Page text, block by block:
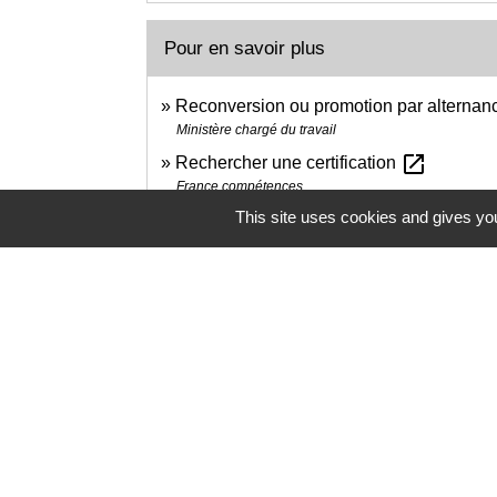
Pour en savoir plus
Reconversion ou promotion par
Ministère chargé du travail
Rechercher une certification open_in_new
France compétences
Liste des accords de branche étendus
This site uses cookies and gives